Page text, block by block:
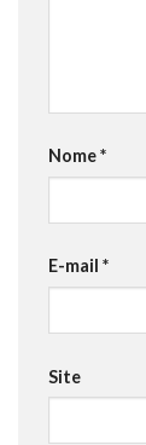
Nome*
E-mail *
Site